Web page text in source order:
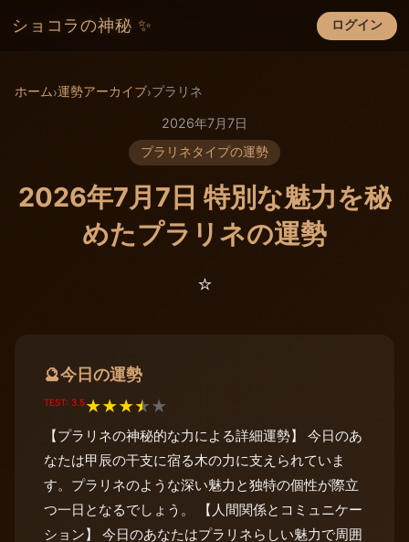
ショコラの神秘 ✨ ログイン
×
ホーム›運勢アーカイブ›プラリネ
2026年7月7日
プラリネタイプの運勢
2026年7月7日 特別な魅力を秘
めたプラリネの運勢
⭐️
🔮今日の運勢
TEST: 3.5★★★★★
【プラリネの神秘的な力による詳細運勢】 今日のあ
なたは甲辰の干支に宿る木の力に支えられていま
す。プラリネのような深い魅力と独特の個性が際立
つ一日となるでしょう。 【人間関係とコミュニケー
ション】 今日のあなたはプラリネらしい魅力で周囲